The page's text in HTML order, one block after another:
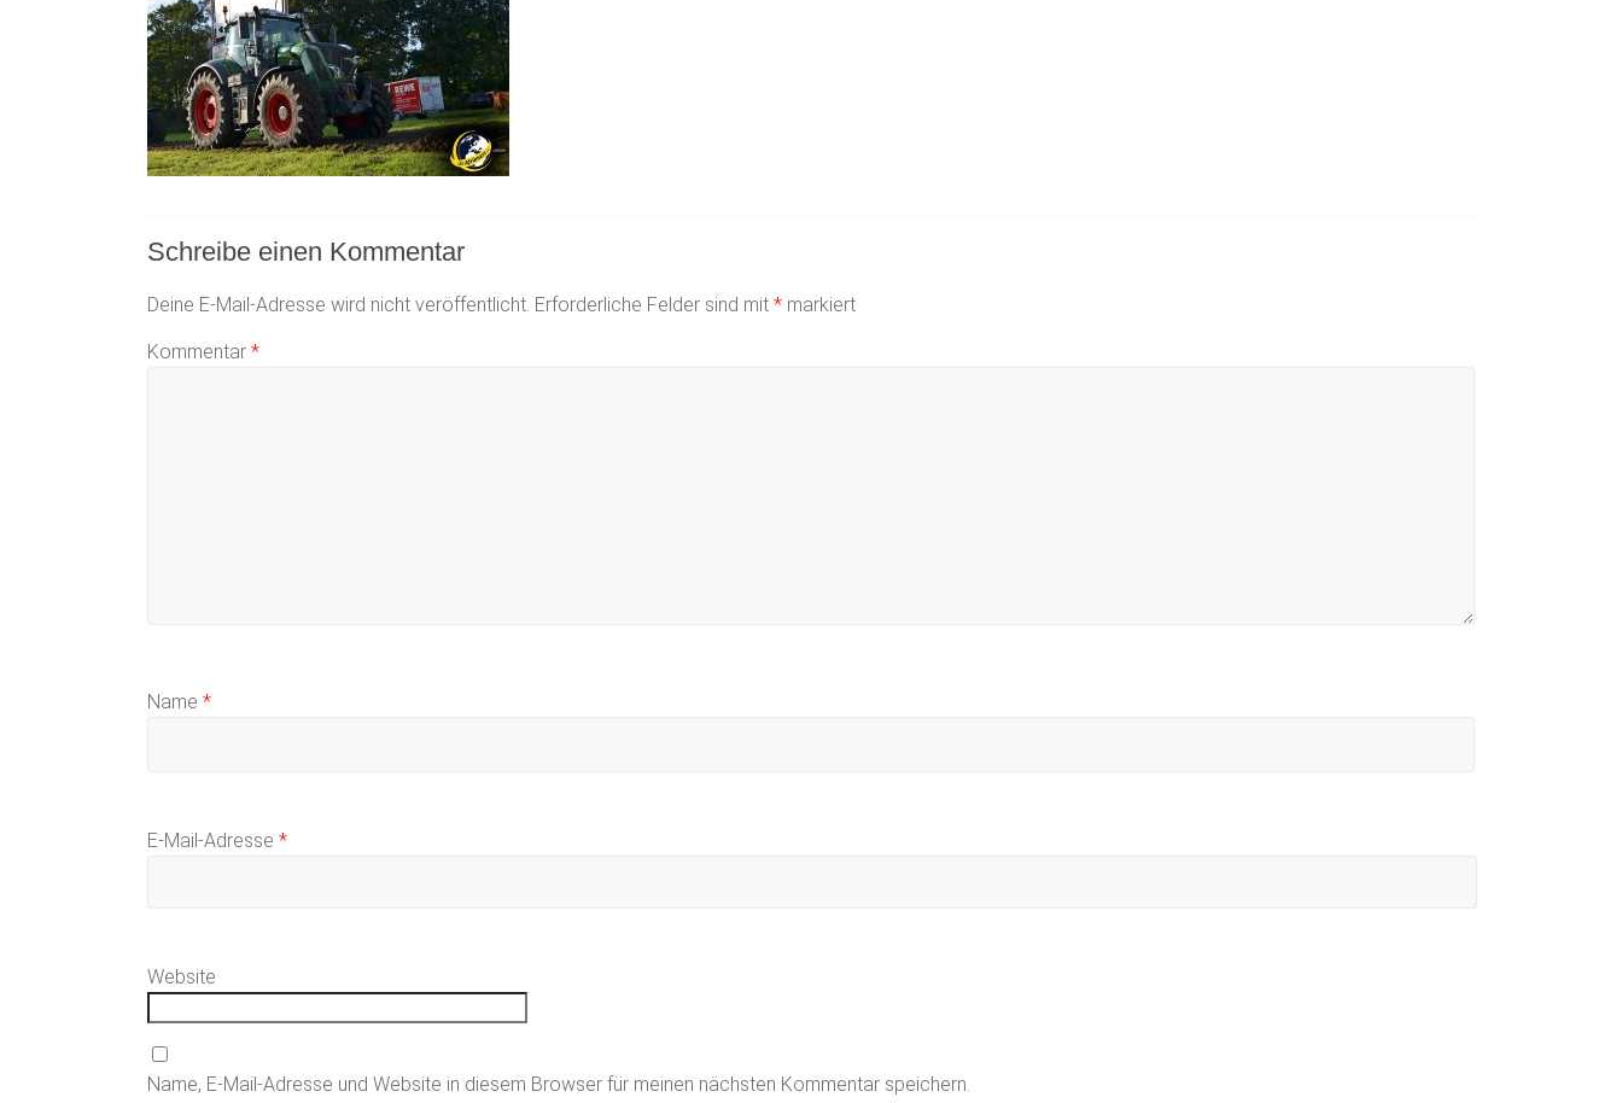
Schreibe einen Kommentar
Deine E-Mail-Adresse wird nicht veröffentlicht. Erforderliche Felder sind mit * markiert
Kommentar *
Name *
E-Mail-Adresse *
Website
Name, E-Mail-Adresse und Website in diesem Browser für meinen nächsten Kommentar speichern.